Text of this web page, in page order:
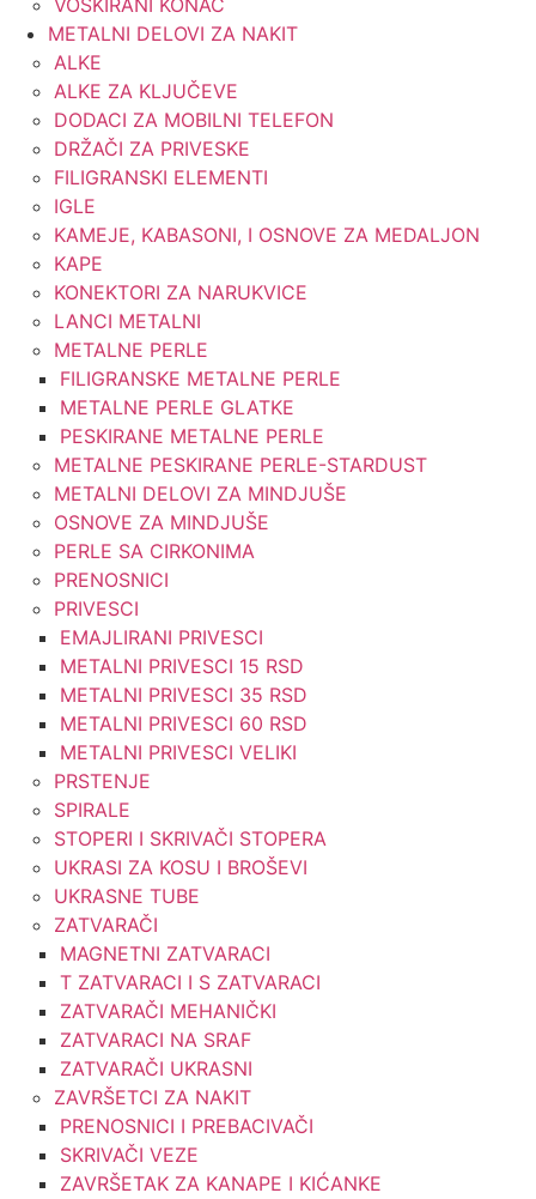
VOSKIRANI KONAC
METALNI DELOVI ZA NAKIT
ALKE
ALKE ZA KLJUČEVE
DODACI ZA MOBILNI TELEFON
DRŽAČI ZA PRIVESKE
FILIGRANSKI ELEMENTI
IGLE
KAMEJE, KABASONI, I OSNOVE ZA MEDALJON
KAPE
KONEKTORI ZA NARUKVICE
LANCI METALNI
METALNE PERLE
FILIGRANSKE METALNE PERLE
METALNE PERLE GLATKE
PESKIRANE METALNE PERLE
METALNE PESKIRANE PERLE-STARDUST
METALNI DELOVI ZA MINDJUŠE
OSNOVE ZA MINDJUŠE
PERLE SA CIRKONIMA
PRENOSNICI
PRIVESCI
EMAJLIRANI PRIVESCI
METALNI PRIVESCI 15 RSD
METALNI PRIVESCI 35 RSD
METALNI PRIVESCI 60 RSD
METALNI PRIVESCI VELIKI
PRSTENJE
SPIRALE
STOPERI I SKRIVAČI STOPERA
UKRASI ZA KOSU I BROŠEVI
UKRASNE TUBE
ZATVARAČI
MAGNETNI ZATVARACI
T ZATVARACI I S ZATVARACI
ZATVARAČI MEHANIČKI
ZATVARACI NA SRAF
ZATVARAČI UKRASNI
ZAVRŠETCI ZA NAKIT
PRENOSNICI I PREBACIVAČI
SKRIVAČI VEZE
ZAVRŠETAK ZA KANAPE I KIĆANKE